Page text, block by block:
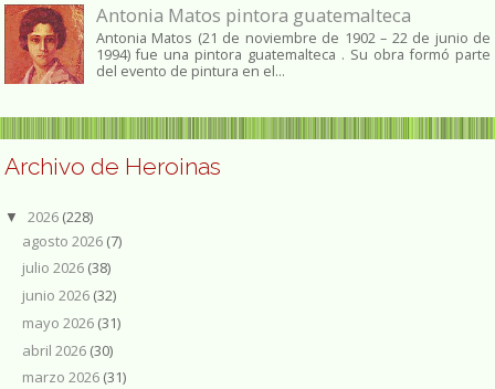
Antonia Matos pintora guatemalteca
Antonia Matos (21 de noviembre de 1902 – 22 de junio de
1994) fue una pintora guatemalteca . Su obra formó parte
del evento de pintura en el...
Archivo de Heroinas
▼ 2026 (228)
agosto 2026 (7)
julio 2026 (38)
junio 2026 (32)
mayo 2026 (31)
abril 2026 (30)
marzo 2026 (31)